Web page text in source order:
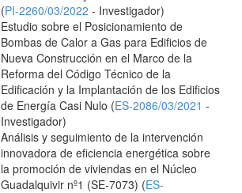
(PI-2260/03/2022 - Investigador)
Estudio sobre el Posicionamiento de
Bombas de Calor a Gas para Edificios de
Nueva Construcción en el Marco de la
Reforma del Código Técnico de la
Edificación y la Implantación de los Edificios
de Energía Casi Nulo (ES-2086/03/2021 -
Investigador)
Análisis y seguimiento de la intervención
innovadora de eficiencia energética sobre
la promoción de viviendas en el Núcleo
Guadalquivir nº1 (SE-7073) (ES-